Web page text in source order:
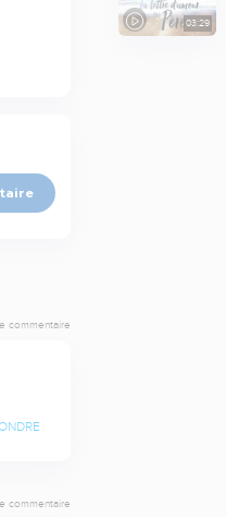
commentaire
commentaire
03:29